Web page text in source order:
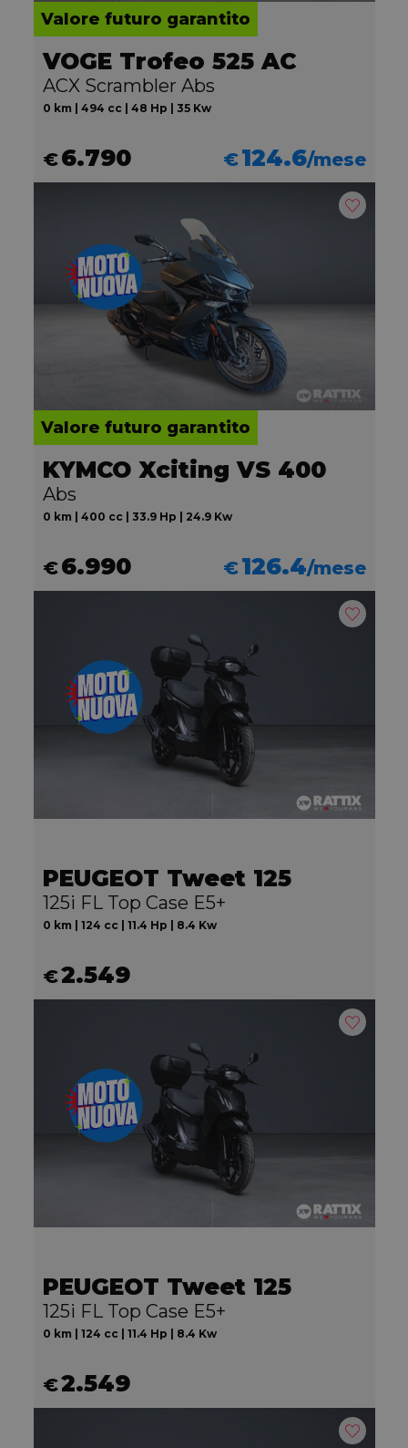
Valore futuro garantito
VOGE Trofeo 525 AC
ACX Scrambler Abs
0 km | 494 cc | 48 Hp | 35 Kw
€6.790 €124.6/mese
Valore futuro garantito
KYMCO Xciting VS 400
Abs
0 km | 400 cc | 33.9 Hp | 24.9 Kw
€6.990 €126.4/mese
PEUGEOT Tweet 125
125i FL Top Case E5+
0 km | 124 cc | 11.4 Hp | 8.4 Kw
€2.549
PEUGEOT Tweet 125
125i FL Top Case E5+
0 km | 124 cc | 11.4 Hp | 8.4 Kw
€2.549